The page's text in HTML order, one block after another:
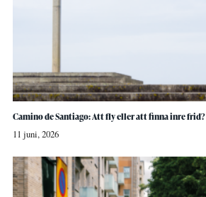
Camino de Santiago: Att fly eller att finna inre frid?
11 juni, 2026